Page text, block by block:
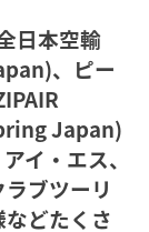
日本空輸
、ピー
Japan)
イ・エス、
ブツーリ
どたくさ